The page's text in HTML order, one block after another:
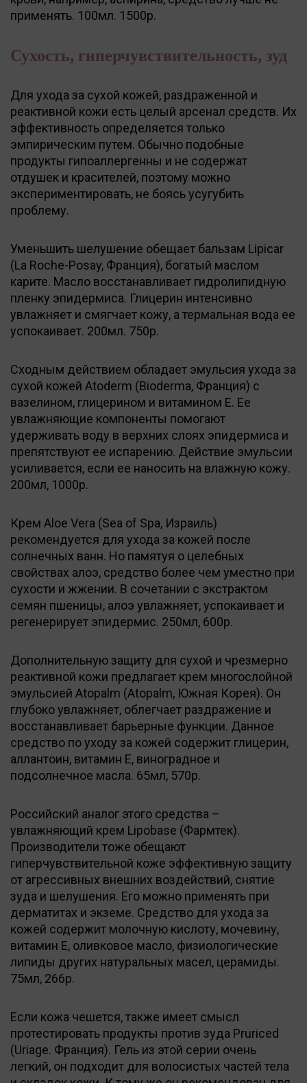
применять. 100мл. 1500р.
Сухость, гиперчувствительность, зуд
Для ухода за сухой кожей, раздраженной и
реактивной кожи есть целый арсенал средств. Их
эффективность определяется только
эмпирическим путем. Обычно подобные
продукты гипоаллергенны и не содержат
отдушек и красителей, поэтому можно
экспериментировать, не боясь усугубить
проблему.
Уменьшить шелушение обещает бальзам Lipicar
(La Roche-Posay, Франция), богатый маслом
карите. Масло восстанавливает гидролипидную
пленку эпидермиса. Глицерин интенсивно
увлажняет и смягчает кожу, а термальная вода ее
успокаивает. 200мл. 750р.
Сходным действием обладает эмульсия ухода за
сухой кожей Atoderm (Bioderma, Франция) с
вазелином, глицерином и витамином Е. Ее
увлажняющие компоненты помогают
удерживать воду в верхних слоях эпидермиса и
препятствуют ее испарению. Действие эмульсии
усиливается, если ее наносить на влажную кожу.
200мл, 1000р.
Крем Aloe Vera (Sea of Spa, Израиль)
рекомендуется для ухода за кожей после
солнечных ванн. Но памятуя о целебных
свойствах алоэ, средство более чем уместно при
сухости и жжении. В сочетании с экстрактом
семян пшеницы, алоэ увлажняет, успокаивает и
регенерирует эпидермис. 250мл, 600р.
Дополнительную защиту для сухой и чрезмерно
реактивной кожи предлагает крем многослойной
эмульсией Atopalm (Atopalm, Южная Корея). Он
глубоко увлажняет, облегчает раздражение и
восстанавливает барьерные функции. Данное
средство по уходу за кожей содержит глицерин,
аллантоин, витамин Е, виноградное и
подсолнечное масла. 65мл, 570р.
Российский аналог этого средства –
увлажняющий крем Lipobase (Фармтек).
Производители тоже обещают
гиперчувствительной коже эффективную защиту
от агрессивных внешних воздействий, снятие
зуда и шелушения. Его можно применять при
дерматитах и экземе. Средство для ухода за
кожей содержит молочную кислоту, мочевину,
витамин Е, оливковое масло, физиологические
липиды других натуральных масел, церамиды.
75мл, 266р.
Если кожа чешется, также имеет смысл
протестировать продукты против зуда Pruriced
(Uriage. Франция). Гель из этой серии очень
легкий, он подходит для волосистых частей тела